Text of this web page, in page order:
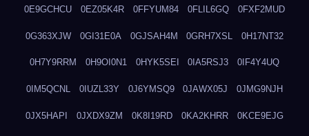
0E9GCHCU 0EZ05K4R 0FFYUM84 0FLIL6GQ 0FXF2MUD
0G363XJW 0GI31E0A 0GJSAH4M 0GRH7XSL 0H17NT32
0H7Y9RRM 0H9OI0N1 0HYK5SEI 0IA5RSJ3 0IF4Y4UQ
0IM5QCNL 0IUZL33Y 0J6YMSQ9 0JAWX05J 0JMG9NJH
0JX5HAPI 0JXDX9ZM 0K8I19RD 0KA2KHRR 0KCE9EJG